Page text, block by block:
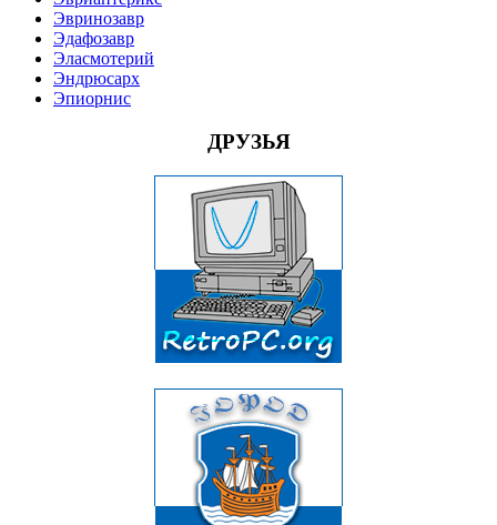
Эвринозавр
Эдафозавр
Эласмотерий
Эндрюсарх
Эпиорнис
ДРУЗЬЯ